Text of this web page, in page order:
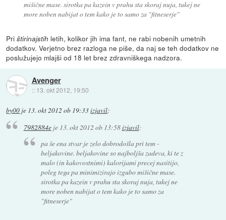
mišične mase. sirotka pa kazein v prahu sta skoraj nuja, tukej ne
more noben nabijat o tem kako je to samo za "fitneserje"
Prištirinajstih letih, kolikor jih ima fant, ne rabi nobenih umetnih
dodatkov. Verjetno brez razloga ne piše, da naj se teh dodatkov ne
poslužujejo mlajši od 18 let brez zdravniškega nadzora.
Avenger
:: 13. okt 2012, 19:50
by00 je 13. okt 2012 ob 19:33izjavil:
7982884eje 13. okt 2012 ob 13:58izjavil:
pa še ena stvar je zelo dobrodošla pri tem -
beljakovine. beljakovine so najboljša zadeva, ki te z
malo (in kakovostnimi) kalorijami precej nasitijo,
poleg tega pa minimizirajo izgubo mišične mase.
sirotka pa kazein v prahu sta skoraj nuja, tukej ne
more noben nabijat o tem kako je to samo za
"fitneserje"